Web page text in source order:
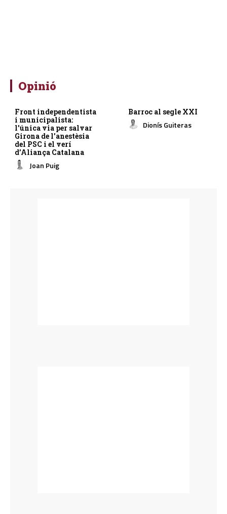
Opinió
Front independentista
i municipalista:
l’única via per salvar
Girona de l’anestèsia
del PSC i el verí
d’Aliança Catalana
Joan Puig
Barroc al segle XXI
Dionís Guiteras